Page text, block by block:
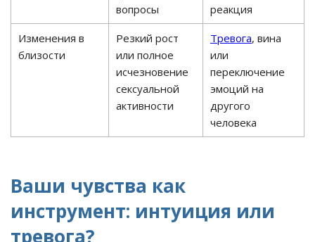
вопросы
реакция
Изменения в
близости
Резкий рост
или полное
исчезновение
сексуальной
активности
Тревога, вина
или
переключение
эмоций на
другого
человека
Ваши чувства как
инструмент: интуиция или
тревога?